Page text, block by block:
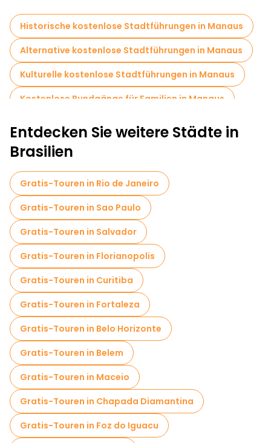
Historische kostenlose Stadtführungen in Manaus
Alternative kostenlose Stadtführungen in Manaus
Kulturelle kostenlose Stadtführungen in Manaus
Kostenlose Rundgänge für Familien in Manaus
Museen in Manaus
Fahrradtouren in Manaus
Entdecken Sie weitere Städte in
Brasilien
Gratis-Touren in Rio de Janeiro
Gratis-Touren in Sao Paulo
Gratis-Touren in Salvador
Gratis-Touren in Florianopolis
Gratis-Touren in Curitiba
Gratis-Touren in Fortaleza
Gratis-Touren in Belo Horizonte
Gratis-Touren in Belem
Gratis-Touren in Maceio
Gratis-Touren in Chapada Diamantina
Gratis-Touren in Foz do Iguacu